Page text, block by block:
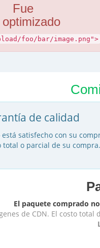
Fue
optimizado
foo/bar/image.png">
de calidad
está satisfecho con su
total o parcial de su compra.
El paquete comprado
de CDN. El costo